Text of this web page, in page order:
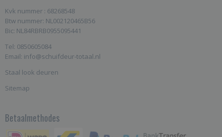
Kvk nummer : 68268548
Btw nummer: NL002120465B56
Bic: NL84RBRB0955095441
Tel: 0850605084
Email: info@schuifdeur-totaal.nl
Staal look deuren
Sitemap
Betaalmethodes